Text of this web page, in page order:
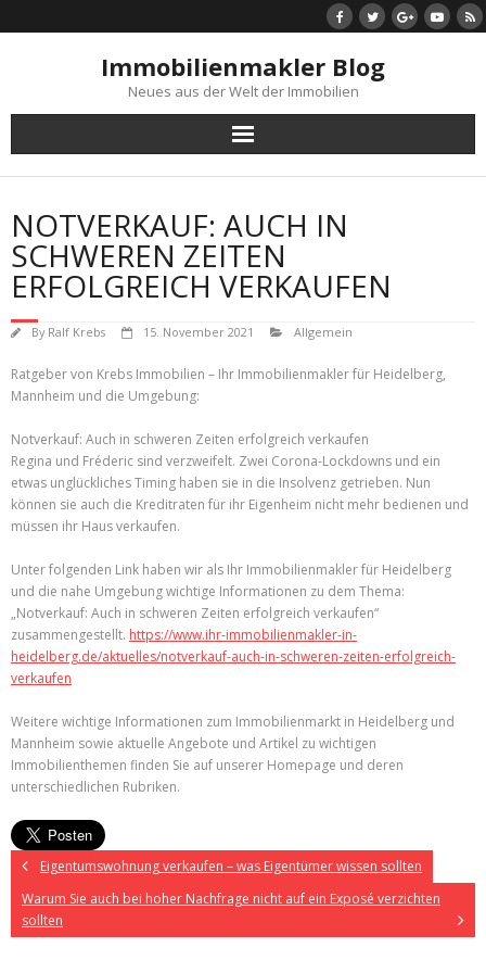
to
Immobilienmakler Blog
Neues aus der Welt der Immobilien
NOTVERKAUF: AUCH IN
SCHWEREN ZEITEN
ERFOLGREICH VERKAUFEN
By Ralf Krebs 15. November 2021 Allgemein
Ratgeber von Krebs Immobilien – Ihr Immobilienmakler für Heidelberg,
Mannheim und die Umgebung:
Notverkauf: Auch in schweren Zeiten erfolgreich verkaufen
Regina und Fréderic sind verzweifelt. Zwei Corona-Lockdowns und ein
etwas unglückliches Timing haben sie in die Insolvenz getrieben. Nun
können sie auch die Kreditraten für ihr Eigenheim nicht mehr bedienen und
müssen ihr Haus verkaufen.
Unter folgenden Link haben wir als Ihr Immobilienmakler für Heidelberg
und die nahe Umgebung wichtige Informationen zu dem Thema:
„Notverkauf: Auch in schweren Zeiten erfolgreich verkaufen“
zusammengestellt. https://www.ihr-immobilienmakler-in-
heidelberg.de/aktuelles/notverkauf-auch-in-schweren-zeiten-erfolgreich-
verkaufen
Weitere wichtige Informationen zum Immobilienmarkt in Heidelberg und
Mannheim sowie aktuelle Angebote und Artikel zu wichtigen
Immobilienthemen finden Sie auf unserer Homepage und deren
unterschiedlichen Rubriken.
Eigentumswohnung verkaufen – was Eigentümer wissen sollten
Warum Sie auch bei hoher Nachfrage nicht auf ein Exposé verzichten
sollten